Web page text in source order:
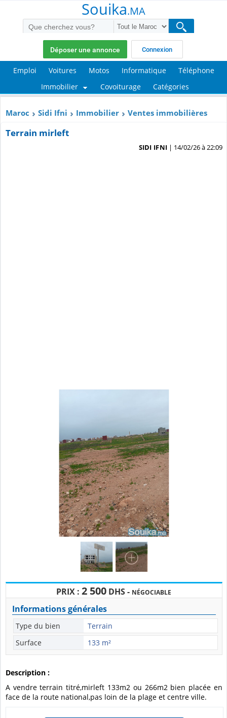
Souika.MA
Déposer une annonce Connexion
Emploi Voitures Motos Informatique
Téléphone
Immobilier
Covoiturage Catégories
Maroc Sidi Ifni Immobilier Ventes immobilières
Terrain mirleft
SIDI IFNI | 14/02/26 à 22:09
PRIX :2 500 DHS - NÉGOCIABLE
Informations générales
Type du bien
Terrain
Surface
133 m²
Description :
A vendre terrain titré,mirleft 133m2 ou 266m2 bien placée en
face de la route national,pas loin de la plage et centre ville.